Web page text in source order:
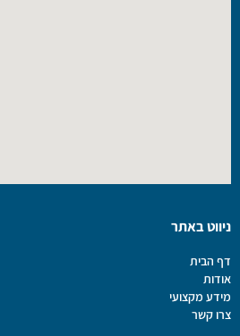
ניווט באתר
דף הבית
אודות
מידע מקצועי
צרו קשר